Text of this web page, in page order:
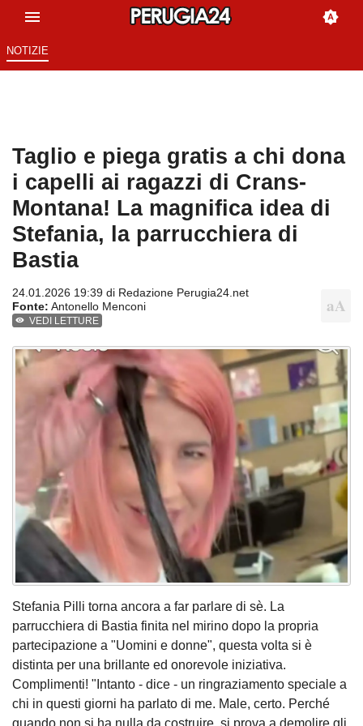
NOTIZIE
Taglio e piega gratis a chi dona
i capelli ai ragazzi di Crans-
Montana! La magnifica idea di
Stefania, la parrucchiera di
Bastia
24.01.2026 19:39 di Redazione Perugia24.net
Fonte: Antonello Menconi
VEDI LETTURE
Stefania Pilli torna ancora a far parlare di sè. La
parrucchiera di Bastia finita nel mirino dopo la propria
partecipazione a "Uomini e donne", questa volta si è
distinta per una brillante ed onorevole iniziativa.
Complimenti! "Intanto - dice - un ringraziamento speciale a
chi in questi giorni ha parlato di me. Male, certo. Perché
quando non si ha nulla da costruire, si prova a demolire gli